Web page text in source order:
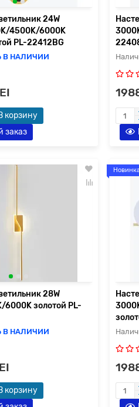
24W
4500K/6000K
PL-22412BG
В НАЛИЧИИ
корзину
заказ
28W
золотой PL-
В НАЛИЧИИ
корзину